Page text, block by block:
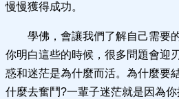
慢慢獲得成功。
學佛，會讓我們了解自己需要
你明白這些的時候，很多問題會迎
惑和迷茫是為什麼而活。為什麼要
什麼去奮鬥?一輩子迷茫就是因為